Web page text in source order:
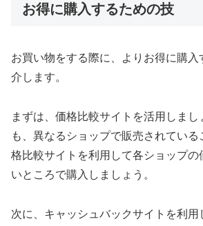
お得に購入するための技
お買い物をする際に、よりお得に購入
介します。
まずは、価格比較サイトを活用しま
も、異なるショップで販売されてい
格比較サイトを利用して各ショップの
いところで購入しましょう。
次に、キャッシュバックサイトを利用